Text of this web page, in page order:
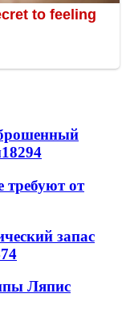
18294
требуют от
запас
Ляпис